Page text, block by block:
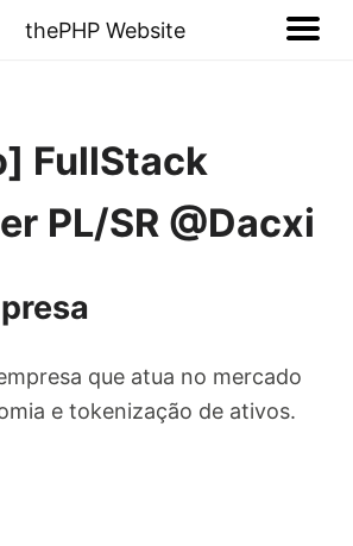
thePHP Website
FullStack
PL/SR @Dacxi
que atua no mercado
e tokenização de ativos.